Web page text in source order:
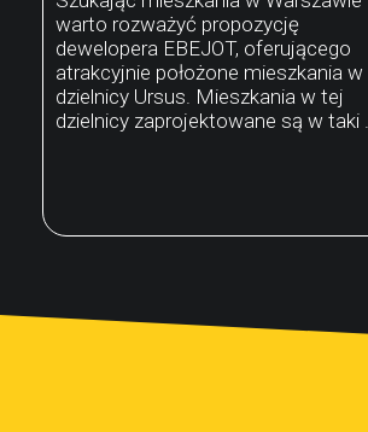
warto rozważyć propozycję
dewelopera EBEJOT, oferującego
atrakcyjnie położone mieszkania w
dzielnicy Ursus. Mieszkania w tej
dzielnicy zaprojektowane są w taki ...